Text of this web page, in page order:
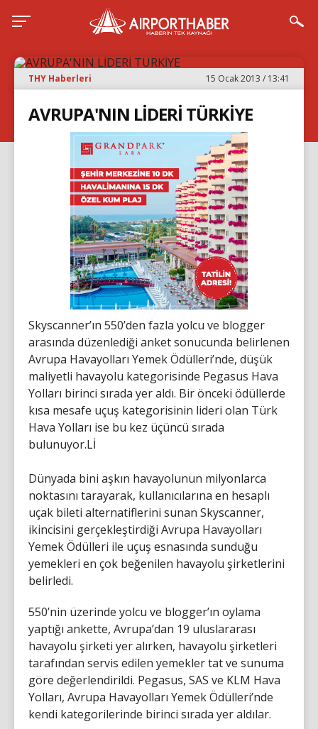
THY Haberleri 15 Ocak 2013 / 13:41
AVRUPA'NIN LİDERİ TÜRKİYE
Skyscanner’ın 550’den fazla yolcu ve blogger
arasında düzenlediği anket sonucunda belirlenen
Avrupa Havayolları Yemek Ödülleri’nde, düşük
maliyetli havayolu kategorisinde Pegasus Hava
Yolları birinci sırada yer aldı. Bir önceki ödüllerde
kısa mesafe uçuş kategorisinin lideri olan Türk
Hava Yolları ise bu kez üçüncü sırada
bulunuyor.Lİ
Dünyada bini aşkın havayolunun milyonlarca
noktasını tarayarak, kullanıcılarına en hesaplı
uçak bileti alternatiflerini sunan Skyscanner,
ikincisini gerçekleştirdiği Avrupa Havayolları
Yemek Ödülleri ile uçuş esnasında sunduğu
yemekleri en çok beğenilen havayolu şirketlerini
belirledi.
550’nin üzerinde yolcu ve blogger’ın oylama
yaptığı ankette, Avrupa’dan 19 uluslararası
havayolu şirketi yer alırken, havayolu şirketleri
tarafından servis edilen yemekler tat ve sunuma
göre değerlendirildi. Pegasus, SAS ve KLM Hava
Yolları, Avrupa Havayolları Yemek Ödülleri’nde
kendi kategorilerinde birinci sırada yer aldılar.